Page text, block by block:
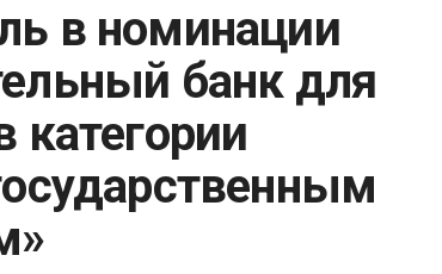
в номинации
банк для
категории